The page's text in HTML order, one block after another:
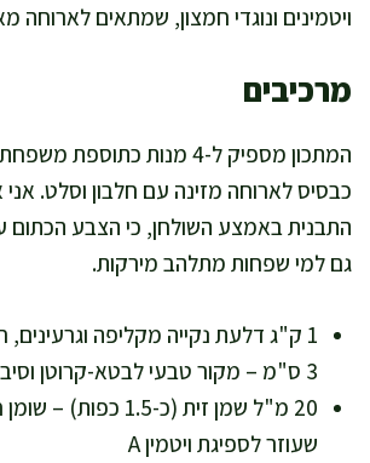
ויטמינים ונוגדי חמצון, שמתאים לארוחה
מרכיבים
כבסיס לארוחה מזינה עם חלבון וסלט.
התבנית באמצע השולחן, כי הצבע הכתום
גם למי שפחות מתלהב מירקות.
1 ק"ג דלעת נקייה מקליפה וגרעינים,
3 ס"מ – מקור טבעי לבטא-קרוטן וסיבים
20 מ"ל שמן זית (כ-1.5
שעוזר לספיגת ויטמין A